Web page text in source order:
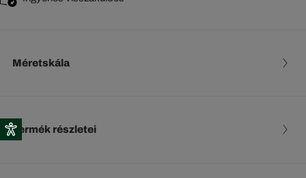
Méretskála
Termék részletei